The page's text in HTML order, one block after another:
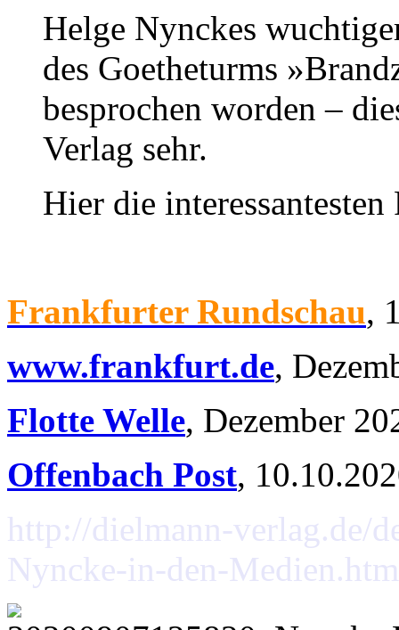
Helge Nynckes
des Goetheturms
besprochen worden –
Verlag sehr.
Hier die
Frankfurter Rundschau,
www.frankfurt.de,
Flotte Welle, Dezember
Offenbach Post,
http://dielmann-verlag.de/
Nyncke-in-den-